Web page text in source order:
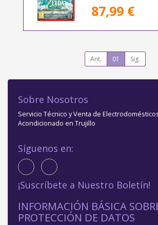
87,99 €
Ant. 01 Sig.
Sobre Nosotros
Servicio Técnico y Venta de
Acondicionado en Trujillo
Síguenos en:
¡Suscríbete a Nuestro Boletín!
INFORMACIÓN BÁSICA
PROTECCIÓN DE DATOS